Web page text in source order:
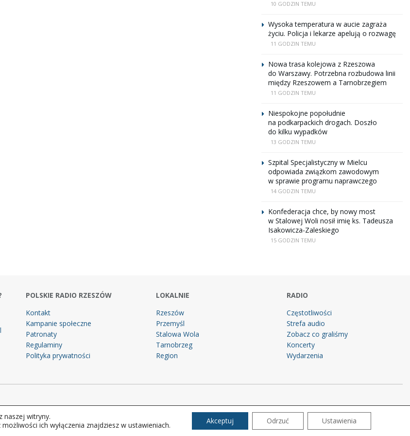
10 GODZIN TEMU
Wysoka temperatura w aucie zagraża
życiu. Policja i lekarze apelują o rozwagę
11 GODZIN TEMU
Nowa trasa kolejowa z Rzeszowa
do Warszawy. Potrzebna rozbudowa linii
między Rzeszowem a Tarnobrzegiem
11 GODZIN TEMU
Niespokojne popołudnie
na podkarpackich drogach. Doszło
do kilku wypadków
13 GODZIN TEMU
Szpital Specjalistyczny w Mielcu
odpowiada związkom zawodowym
w sprawie programu naprawczego
14 GODZIN TEMU
Konfederacja chce, by nowy most
w Stalowej Woli nosił imię ks. Tadeusza
Isakowicza-Zaleskiego
15 GODZIN TEMU
POLSKIE RADIO RZESZÓW
Kontakt
Kampanie społeczne
Patronaty
Regulaminy
Polityka prywatności
LOKALNIE
Rzeszów
Przemyśl
Stalowa Wola
Tarnobrzeg
Region
RADIO
Częstotliwości
Strefa audio
Zobacz co graliśmy
Koncerty
Wydarzenia
naszej witryny.
ich wyłączenia znajdziesz w ustawieniach.
Akceptuj Odrzuć Ustawienia